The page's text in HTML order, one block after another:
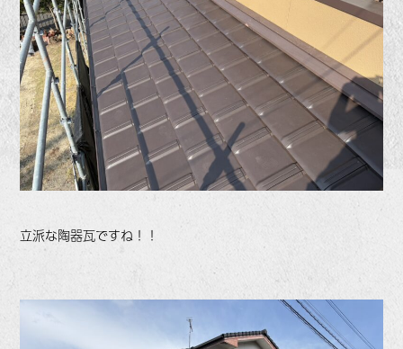
立派な陶器瓦ですね！！